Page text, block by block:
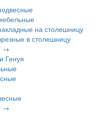
на столешницу
в столешницу
→
Генуя
→